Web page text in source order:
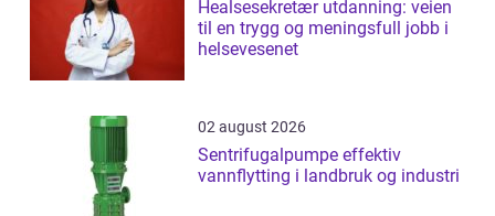
Healsesekretær utdanning: veien
til en trygg og meningsfull jobb i
helsevesenet
02 august 2026
Sentrifugalpumpe effektiv
vannflytting i landbruk og industri